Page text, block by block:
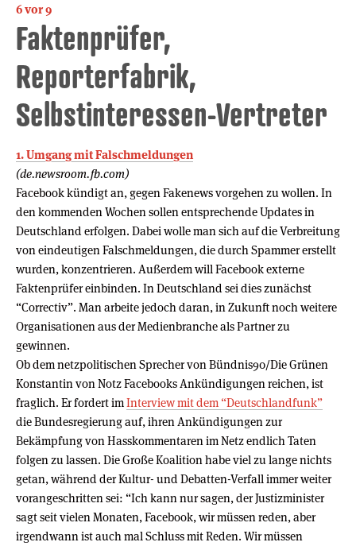
6 vor 9
Faktenprüfer,
Reporterfabrik,
Selbstinteressen-Vertreter
1. Umgang mit Falschmeldungen
(de.newsroom.fb.com)
Facebook kündigt an, gegen Fakenews vorgehen zu wollen. In
den kommenden Wochen sollen entsprechende Updates in
Deutschland erfolgen. Dabei wolle man sich auf die Verbreitung
von eindeutigen Falschmeldungen, die durch Spammer erstellt
wurden, konzentrieren. Außerdem will Facebook externe
Faktenprüfer einbinden. In Deutschland sei dies zunächst
“Correctiv”. Man arbeite jedoch daran, in Zukunft noch weitere
Organisationen aus der Medienbranche als Partner zu
gewinnen.
Ob dem netzpolitischen Sprecher von Bündnis90/Die Grünen
Konstantin von Notz Facebooks Ankündigungen reichen, ist
fraglich. Er fordert imInterview mit dem “Deutschlandfunk”
die Bundesregierung auf, ihren Ankündigungen zur
Bekämpfung von Hasskommentaren im Netz endlich Taten
folgen zu lassen. Die Große Koalition habe viel zu lange nichts
getan, während der Kultur- und Debatten-Verfall immer weiter
vorangeschritten sei: “Ich kann nur sagen, der Justizminister
sagt seit vielen Monaten, Facebook, wir müssen reden, aber
irgendwann ist auch mal Schluss mit Reden. Wir müssen